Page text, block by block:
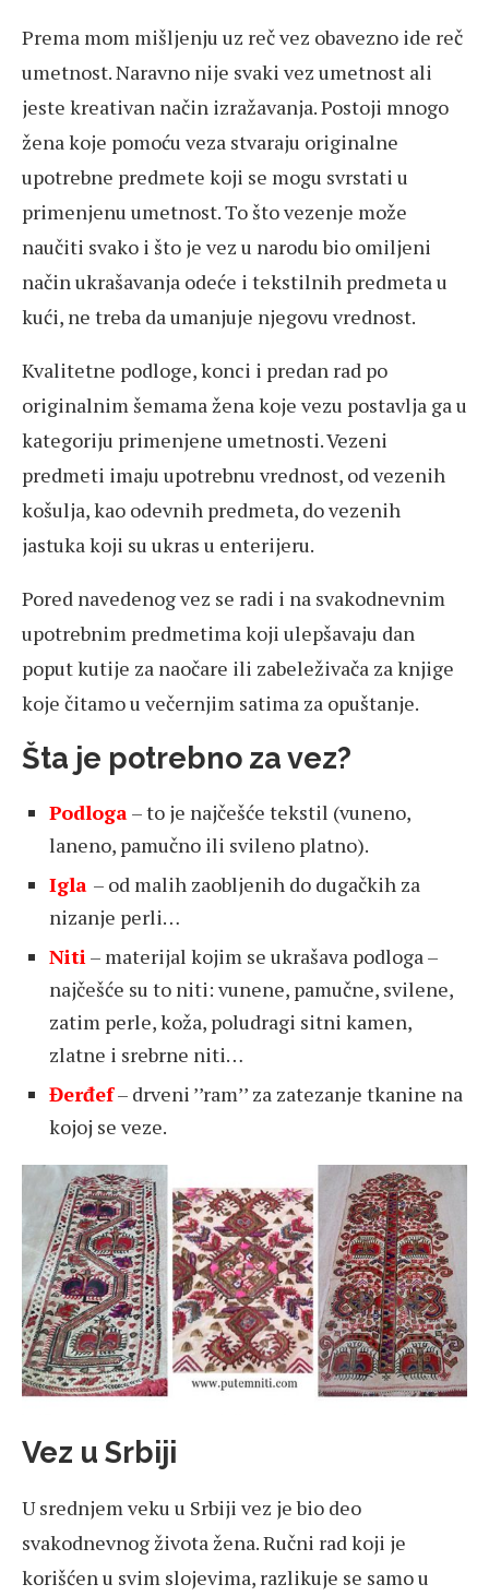
Prema mom mišljenju uz reč vez obavezno ide reč
umetnost. Naravno nije svaki vez umetnost ali
jeste kreativan način izražavanja. Postoji mnogo
žena koje pomoću veza stvaraju originalne
upotrebne predmete koji se mogu svrstati u
primenjenu umetnost. To što vezenje može
naučiti svako i što je vez u narodu bio omiljeni
način ukrašavanja odeće i tekstilnih predmeta u
kući, ne treba da umanjuje njegovu vrednost.
Kvalitetne podloge, konci i predan rad po
originalnim šemama žena koje vezu postavlja ga u
kategoriju primenjene umetnosti. Vezeni
predmeti imaju upotrebnu vrednost, od vezenih
košulja, kao odevnih predmeta, do vezenih
jastuka koji su ukras u enterijeru.
Pored navedenog vez se radi i na svakodnevnim
upotrebnim predmetima koji ulepšavaju dan
poput kutije za naočare ili zabeleživača za knjige
koje čitamo u večernjim satima za opuštanje.
Šta je potrebno za vez?
Podloga – to je najčešće tekstil (vuneno,
laneno, pamučno ili svileno platno).
Igla – od malih zaobljenih do dugačkih za
nizanje perli…
Niti – materijal kojim se ukrašava podloga –
najčešće su to niti: vunene, pamučne, svilene,
zatim perle, koža, poludragi sitni kamen,
zlatne i srebrne niti…
Đerđef– drveni ’’ram’’ za zatezanje tkanine na
kojoj se veze.
Vez u Srbiji
U srednjem veku u Srbiji vez je bio deo
svakodnevnog života žena. Ručni rad koji je
korišćen u svim slojevima, razlikuje se samo u